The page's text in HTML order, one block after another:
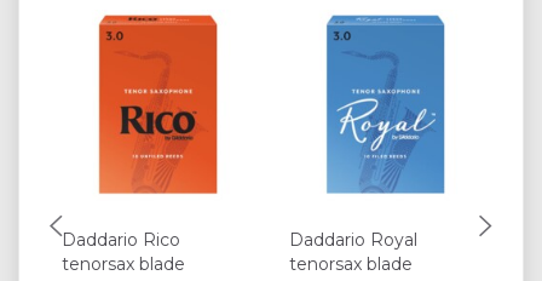
Daddario Rico
tenorsax blade
Daddario Royal
tenorsax blade